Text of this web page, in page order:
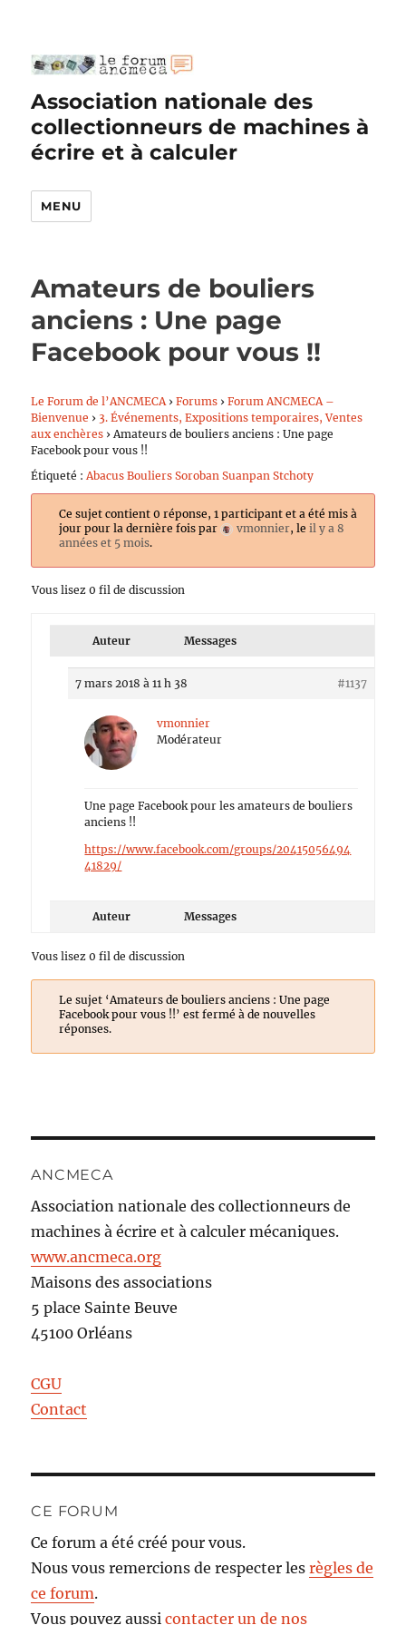
Association nationale des
collectionneurs de machines à
écrire et à calculer
MENU
Amateurs de bouliers
anciens : Une page
Facebook pour vous !!
Le Forum de l’ANCMECA › Forums › Forum ANCMECA –
Bienvenue › 3. Événements, Expositions temporaires, Ventes
aux enchères › Amateurs de bouliers anciens : Une page
Facebook pour vous !!
Étiqueté :Abacus Bouliers Soroban Suanpan Stchoty
Ce sujet contient 0 réponse, 1 participant et a été mis à
jour pour la dernière fois par
vmonnier, le il y a 8
années et 5 mois.
Vous lisez 0 fil de discussion
Auteur Messages
7 mars 2018 à 11 h 38 #1137
vmonnier
Modérateur
Une page Facebook pour les amateurs de bouliers
anciens !!
https://www.facebook.com/groups/20415056494
41829/
Auteur Messages
Vous lisez 0 fil de discussion
Le sujet ‘Amateurs de bouliers anciens : Une page
Facebook pour vous !!’ est fermé à de nouvelles
réponses.
ANCMECA
Association nationale des collectionneurs de
machines à écrire et à calculer mécaniques.
www.ancmeca.org
Maisons des associations
5 place Sainte Beuve
45100 Orléans
CGU
Contact
CE FORUM
Ce forum a été créé pour vous.
Nous vous remercions de respecter lesrègles de
ce forum.
Vous pouvez aussicontacter un de nos